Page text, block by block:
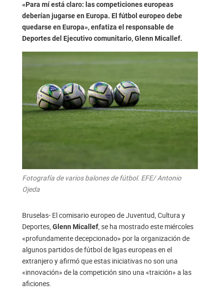
«Para mí está claro: las competiciones europeas
deberían jugarse en Europa. El fútbol europeo debe
quedarse en Europa», enfatiza el responsable de
Deportes del Ejecutivo comunitario, Glenn Micallef.
Fotografía de varios balones de fútbol. EFE/ Antonio
Ojeda
Bruselas- El comisario europeo de Juventud, Cultura y
Deportes, Glenn Micallef, se ha mostrado este miércoles
«profundamente decepcionado» por la organización de
algunos partidos de fútbol de ligas europeas en el
extranjero y afirmó que estas iniciativas no son una
«innovación» de la competición sino una «traición» a las
aficiones.